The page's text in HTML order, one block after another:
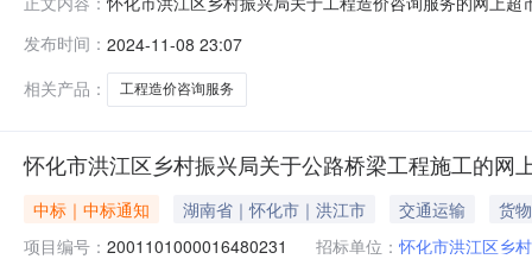
目所在行政区划名称:湖南省怀化市洪江管理区报价起止
发布时间： 2024-11-08 23:07
相关产品：
工程造价咨询服务
怀化市洪江区乡村振兴局关于公路桥梁工程施工的网
中标｜中标通知 湖南省｜怀化市｜洪江市 交通运输
货物
项目编号： 2001101000016480231 招标单位： 怀化市洪江区乡